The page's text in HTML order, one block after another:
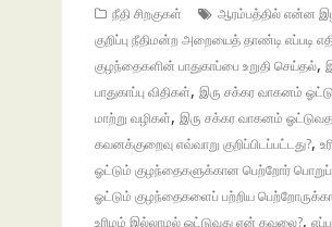
நீதி சிறகுகள் ஆரம்பத்தில் என்ன
குறிப்பு நீதிமன்ற அறையைத் தாண்டி எப்படி
குழந்தைகளின் பாதுகாப்பை உறுதி செய்தல்,
பாதுகாப்பு விதிகள், இரு சக்கர வாகனம்
மாற்று வழிகள், இரு சக்கர வாகனம்
கவனக்குறைவு எவ்வாறு குறிப்பிடப்பட்டது?,
ஓட்டும் குழந்தைகளுக்கான பெற்றோர்
ஓட்டும் குழந்தைகளைப் பற்றிய
உரிமம் இல்லாமல் ஓட்டுவது ஏன் கவலை?,